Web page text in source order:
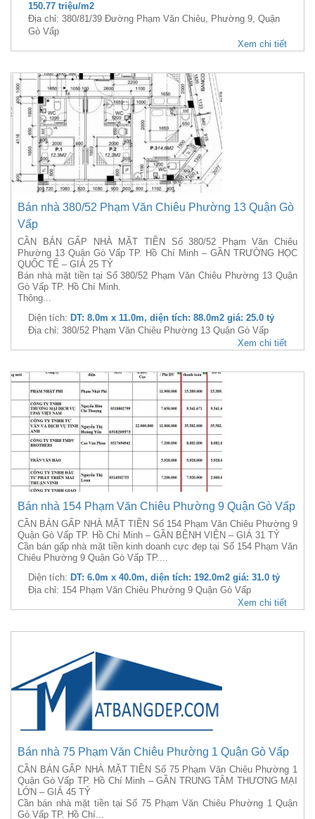
150.77 triệu/m2
Địa chỉ: 380/81/39 Đường Phạm Văn Chiêu, Phường 9, Quận
Gò Vấp
Xem chi tiết
Bán nhà 380/52 Phạm Văn Chiêu Phường 13 Quận Gò
Vấp
CẦN BÁN GẤP NHÀ MẶT TIỀN Số 380/52 Phạm Văn Chiêu
Phường 13 Quận Gò Vấp TP. Hồ Chí Minh – GẦN TRƯỜNG HỌC
QUỐC TẾ – GIÁ 25 TỶ
Bán nhà mặt tiền tại Số 380/52 Phạm Văn Chiêu Phường 13 Quận
Gò Vấp TP. Hồ Chí Minh.
Thông...
Diện tích: DT: 8.0m x 11.0m, diện tích: 88.0m2 giá: 25.0 tỷ
Địa chỉ: 380/52 Phạm Văn Chiêu Phường 13 Quận Gò Vấp
Xem chi tiết
Bán nhà 154 Phạm Văn Chiêu Phường 9 Quận Gò Vấp
CẦN BÁN GẤP NHÀ MẶT TIỀN Số 154 Phạm Văn Chiêu Phường 9
Quận Gò Vấp TP. Hồ Chí Minh – GẦN BỆNH VIỆN – GIÁ 31 TỶ
Cần bán gấp nhà mặt tiền kinh doanh cực đẹp tại Số 154 Phạm Văn
Chiêu Phường 9 Quận Gò Vấp TP....
Diện tích: DT: 6.0m x 40.0m, diện tích: 192.0m2 giá: 31.0 tỷ
Địa chỉ: 154 Phạm Văn Chiêu Phường 9 Quận Gò Vấp
Xem chi tiết
Bán nhà 75 Phạm Văn Chiêu Phường 1 Quận Gò Vấp
CẦN BÁN GẤP NHÀ MẶT TIỀN Số 75 Phạm Văn Chiêu Phường 1
Quận Gò Vấp TP. Hồ Chí Minh – GẦN TRUNG TÂM THƯƠNG MẠI
LỚN – GIÁ 45 TỶ
Cần bán nhà mặt tiền tại Số 75 Phạm Văn Chiêu Phường 1 Quận
Gò Vấp TP. Hồ Chí...